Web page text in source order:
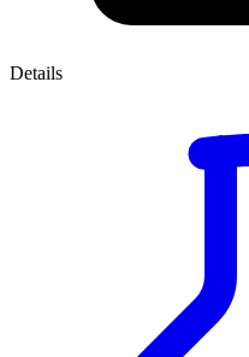
Details